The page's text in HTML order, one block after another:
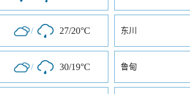
/ 27/20°C 东川
/ 30/19°C 鲁甸